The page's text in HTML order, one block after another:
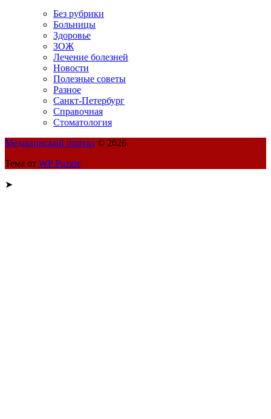
Без рубрики
Больницы
Здоровье
ЗОЖ
Лечение болезней
Новости
Полезные советы
Разное
Санкт-Петербург
Справочная
Стоматология
Медицинский портал © 2026
Тема от WP Puzzle
➤